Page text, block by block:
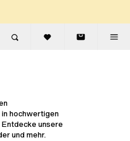
hochwertigen
unsere
und mehr.